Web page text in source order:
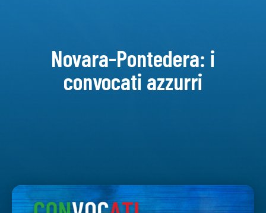
Novara-Pontedera: i
convocati azzurri